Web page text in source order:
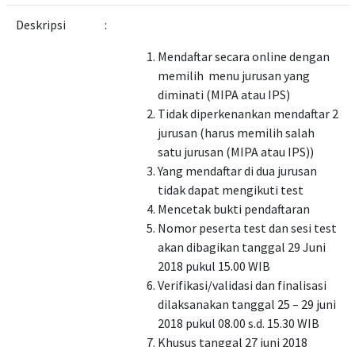
Deskripsi
:
Mendaftar secara online dengan
memilih menu jurusan yang
diminati (MIPA atau IPS)
Tidak diperkenankan mendaftar 2
jurusan (harus memilih salah
satu jurusan (MIPA atau IPS))
Yang mendaftar di dua jurusan
tidak dapat mengikuti test
Mencetak bukti pendaftaran
Nomor peserta test dan sesi test
akan dibagikan tanggal 29 Juni
2018 pukul 15.00 WIB
Verifikasi/validasi dan finalisasi
dilaksanakan tanggal 25 – 29 juni
2018 pukul 08.00 s.d. 15.30 WIB
Khusus tanggal 27 juni 2018